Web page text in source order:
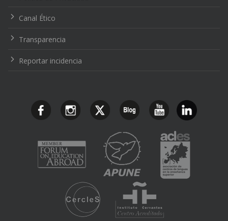
Canal Ético
Transparencia
Reportar incidencia